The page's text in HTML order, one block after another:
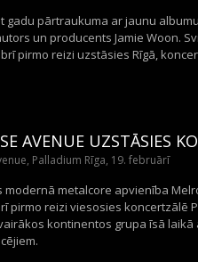
gadu pārtraukuma ar jaunu
un producents Jamie Woon.
pirmo reizi uzstāsies Rīgā,
AVENUE UZSTĀSIES
Palladium Rīga, 19. februārī
modernā metalcore apvienība
pirmo reizi viesosies koncertzālē
kontinentos grupa īsā